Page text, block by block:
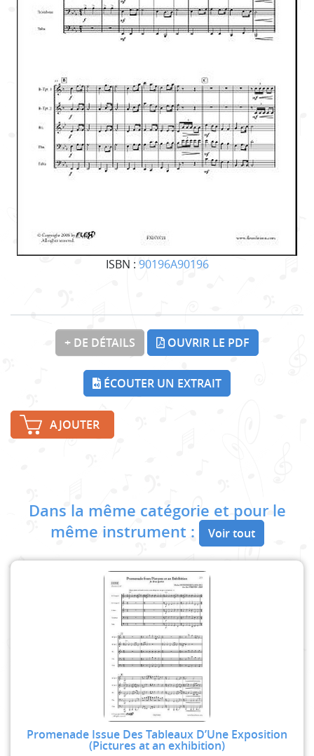
ISBN : 90196A90196
+ DE DÉTAILS OUVRIR LE PDF
ÉCOUTER UN EXTRAIT
AJOUTER
Dans la même catégorie et pour le
même instrument :
Voir tout
Promenade Issue Des Tableaux D’Une Exposition
(Pictures at an exhibition)